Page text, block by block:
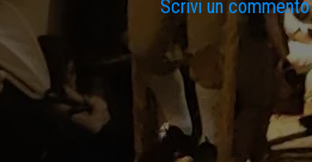
Scrivi un commento